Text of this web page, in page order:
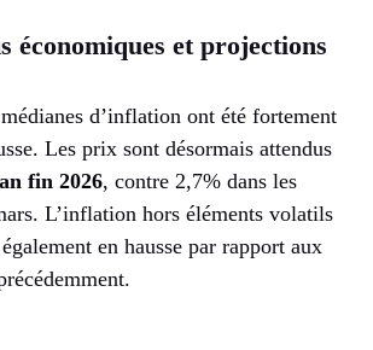
économiques et projections
d’inflation ont été fortement
Les prix sont désormais attendus
fin 2026, contre 2,7% dans les
L’inflation hors éléments volatils
en hausse par rapport aux